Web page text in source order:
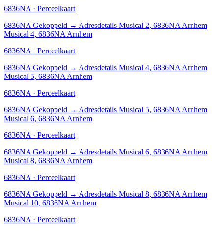
6836NA · Perceelkaart
6836NA Gekoppeld → Adresdetails Musical 2, 6836NA Arnhem
Musical 4, 6836NA Arnhem
6836NA · Perceelkaart
6836NA Gekoppeld → Adresdetails Musical 4, 6836NA Arnhem
Musical 5, 6836NA Arnhem
6836NA · Perceelkaart
6836NA Gekoppeld → Adresdetails Musical 5, 6836NA Arnhem
Musical 6, 6836NA Arnhem
6836NA · Perceelkaart
6836NA Gekoppeld → Adresdetails Musical 6, 6836NA Arnhem
Musical 8, 6836NA Arnhem
6836NA · Perceelkaart
6836NA Gekoppeld → Adresdetails Musical 8, 6836NA Arnhem
Musical 10, 6836NA Arnhem
6836NA · Perceelkaart